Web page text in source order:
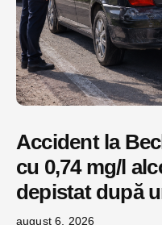
Accident la
cu 0,74 mg/l
depistat după
august 6, 2026